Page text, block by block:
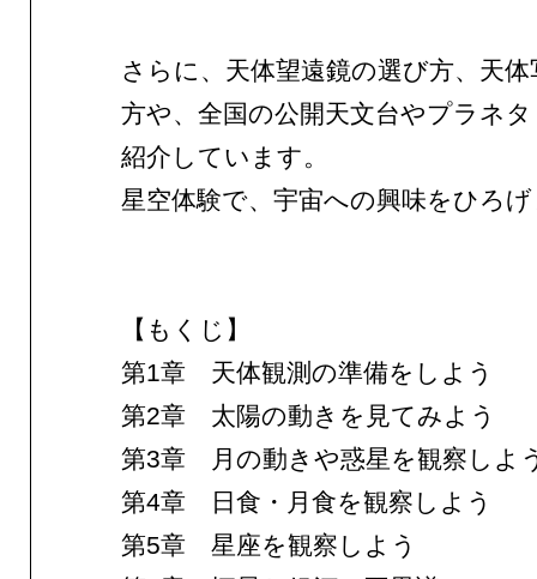
さらに、天体望遠鏡の選び方、天
方や、全国の公開天文台やプラネ
紹介しています。
星空体験で、宇宙への興味をひろ
【もくじ】
第1章 天体観測の準備をしよう
第2章 太陽の動きを見てみよう
第3章 月の動きや惑星を観察しよ
第4章 日食・月食を観察しよう
第5章 星座を観察しよう